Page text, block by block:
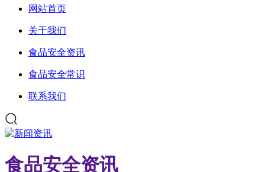
网站首页
关于我们
食品安全资讯
食品安全常识
联系我们
食品安全资讯